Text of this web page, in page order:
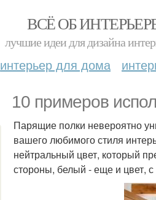
ВСЁ ОБ
лучшие идеи для дизайна
интерьер для дома
10 примеров
Парящие полки невероятно
вашего любимого стиля
нейтральный цвет, который
стороны, белый - еще и цвет,